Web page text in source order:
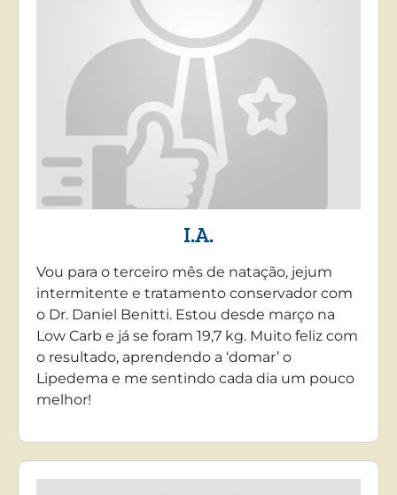
I.A.
Vou para o terceiro mês de natação, jejum
intermitente e tratamento conservador com
o Dr. Daniel Benitti. Estou desde março na
Low Carb e já se foram 19,7 kg. Muito feliz com
o resultado, aprendendo a ‘domar’ o
Lipedema e me sentindo cada dia um pouco
melhor!